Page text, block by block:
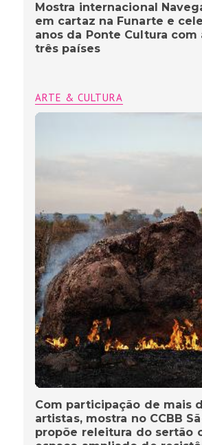
Mostra internacional
em cartaz na Funarte e
anos da Ponte Cultura com
três países
ARTE & CULTURA
Com participação de mais
artistas, mostra no CCBB
propõe releitura do sertão